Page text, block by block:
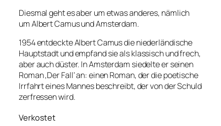
Diesmal geht es aber um etwas anderes, nämlich
um Albert Camus und Amsterdam.
1954 entdeckte Albert Camus die niederländische
Hauptstadt und empfand sie als klassisch und frech,
aber auch düster. In Amsterdam siedelte er seinen
Roman ‚Der Fall‘ an: einen Roman, der die poetische
Irrfahrt eines Mannes beschreibt, der von der Schuld
zerfressen wird.
Verkostet